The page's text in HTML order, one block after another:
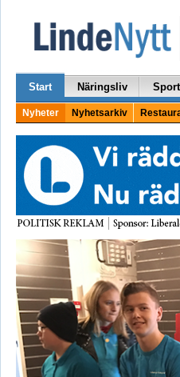
Start Näringsliv Sport
Nyheter Nyhetsarkiv